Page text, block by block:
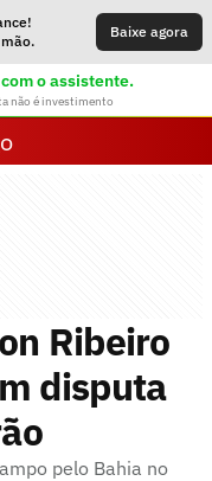
Baixe agora
o assistente.
não é investimento
Ribeiro
disputa
pelo Bahia no